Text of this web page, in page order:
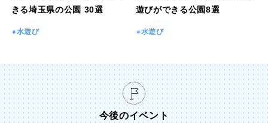
きる埼玉県の公園 30選
水遊び
遊びができる公園8選
水遊び
今後のイベント